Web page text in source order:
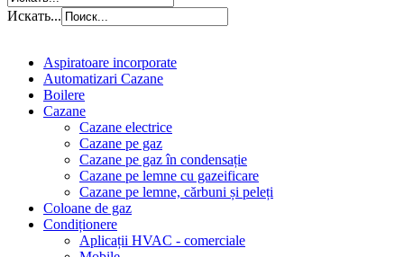
Искать...
Aspiratoare incorporate
Automatizari Cazane
Boilere
Cazane
Cazane electrice
Cazane pe gaz
Cazane pe gaz în condensație
Cazane pe lemne cu gazeificare
Cazane pe lemne, cărbuni și peleți
Coloane de gaz
Condiționere
Aplicații HVAC - comerciale